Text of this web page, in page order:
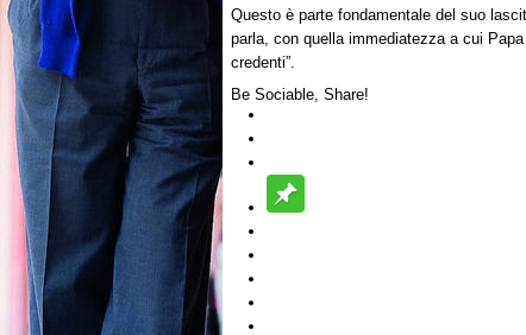
Questo è parte fondamentale del suo
parla, con quella immediatezza a cui
credenti”.
Be Sociable, Share!